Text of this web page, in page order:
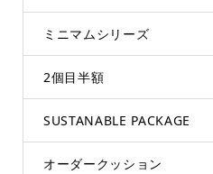
ミニマムシリーズ
2個目半額
SUSTANABLE PACKAGE
オーダークッション